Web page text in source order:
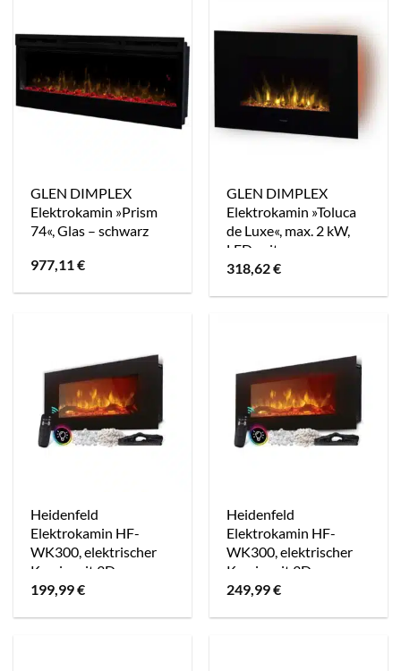
GLEN DIMPLEX
Elektrokamin »Prism
74«, Glas – schwarz
977,11€
GLEN DIMPLEX
Elektrokamin »Toluca
de Luxe«, max. 2 kW,
LED, mit
Fernbedienung –
318,62€
Heidenfeld
Elektrokamin HF-
WK300, elektrischer
Kamin mit 3D-
Flammeneffekt,
199,99€
Heidenfeld
Elektrokamin HF-
WK300, elektrischer
Kamin mit 3D-
Flammeneffekt,
249,99€